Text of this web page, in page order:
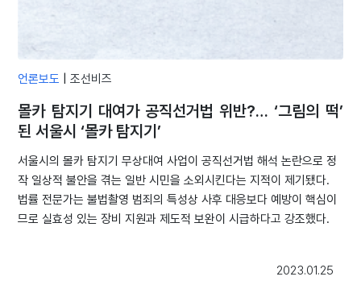
언론보도 |조선비즈
몰카 탐지기 대여가 공직선거법 위반?… ‘그림의 떡’
된 서울시 ‘몰카 탐지기’
서울시의 몰카 탐지기 무상대여 사업이 공직선거법 해석 논란으로 정
작 일상적 불안을 겪는 일반 시민을 소외시킨다는 지적이 제기됐다.
법률 전문가는 불법촬영 범죄의 특성상 사후 대응보다 예방이 핵심이
므로 실효성 있는 장비 지원과 제도적 보완이 시급하다고 강조했다.
2023.01.25